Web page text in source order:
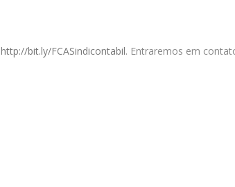
http://bit.ly/FCASindicontabil. Entraremos em